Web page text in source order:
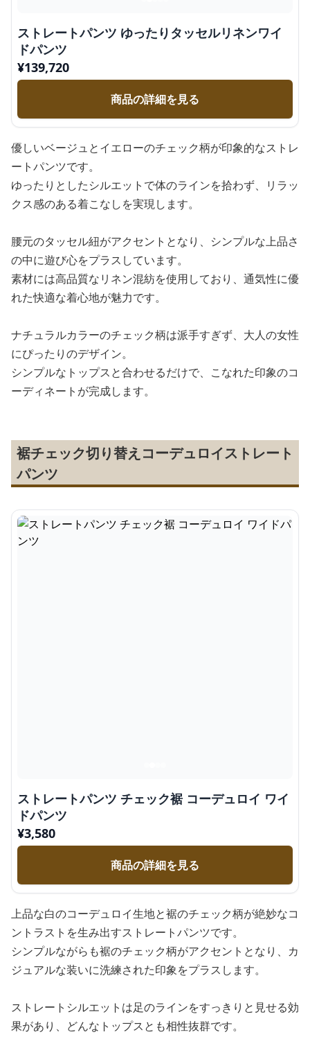
ストレートパンツ ゆったりタッセルリネンワイ
ドパンツ
¥139,720
商品の詳細を見る
優しいベージュとイエローのチェック柄が印象的なストレ
ートパンツです。
ゆったりとしたシルエットで体のラインを拾わず、リラッ
クス感のある着こなしを実現します。
腰元のタッセル紐がアクセントとなり、シンプルな上品さ
の中に遊び心をプラスしています。
素材には高品質なリネン混紡を使用しており、通気性に優
れた快適な着心地が魅力です。
ナチュラルカラーのチェック柄は派手すぎず、大人の女性
にぴったりのデザイン。
シンプルなトップスと合わせるだけで、こなれた印象のコ
ーディネートが完成します。
裾チェック切り替えコーデュロイストレート
パンツ
ストレートパンツ チェック裾 コーデュロイ ワイ
ドパンツ
¥3,580
商品の詳細を見る
上品な白のコーデュロイ生地と裾のチェック柄が絶妙なコ
ントラストを生み出すストレートパンツです。
シンプルながらも裾のチェック柄がアクセントとなり、カ
ジュアルな装いに洗練された印象をプラスします。
ストレートシルエットは足のラインをすっきりと見せる効
果があり、どんなトップスとも相性抜群です。